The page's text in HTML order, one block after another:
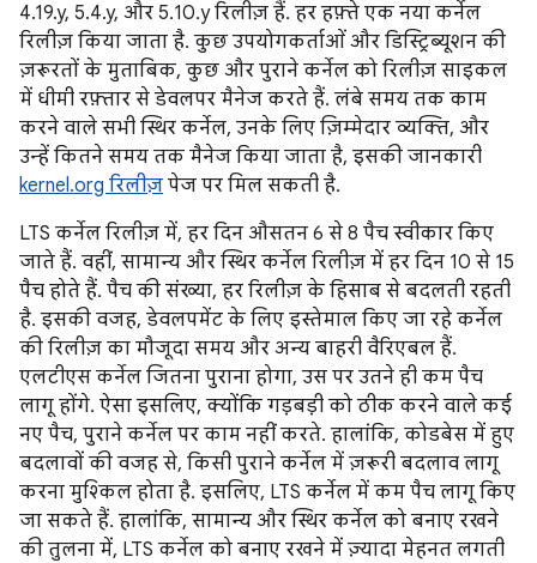
4.19.y, 5.4.y, और 5.10.y रिलीज़ हैं. हर हफ़्ते एक नया कर्नेल
रिलीज़ किया जाता है. कुछ उपयोगकर्ताओं और डिस्ट्रिब्यूशन की
ज़रूरतों के मुताबिक, कुछ और पुराने कर्नेल को रिलीज़ साइकल
में धीमी रफ़्तार से डेवलपर मैनेज करते हैं. लंबे समय तक काम
करने वाले सभी स्थिर कर्नेल, उनके लिए ज़िम्मेदार व्यक्ति, और
उन्हें कितने समय तक मैनेज किया जाता है, इसकी जानकारी
kernel.org रिलीज़ पेज पर मिल सकती है.
LTS कर्नेल रिलीज़ में, हर दिन औसतन 6 से 8 पैच स्वीकार किए
जाते हैं. वहीं, सामान्य और स्थिर कर्नेल रिलीज़ में हर दिन 10 से 15
पैच होते हैं. पैच की संख्या, हर रिलीज़ के हिसाब से बदलती रहती
है. इसकी वजह, डेवलपमेंट के लिए इस्तेमाल किए जा रहे कर्नेल
की रिलीज़ का मौजूदा समय और अन्य बाहरी वैरिएबल हैं.
एलटीएस कर्नेल जितना पुराना होगा, उस पर उतने ही कम पैच
लागू होंगे. ऐसा इसलिए, क्योंकि गड़बड़ी को ठीक करने वाले कई
नए पैच, पुराने कर्नेल पर काम नहीं करते. हालांकि, कोडबेस में हुए
बदलावों की वजह से, किसी पुराने कर्नेल में ज़रूरी बदलाव लागू
करना मुश्किल होता है. इसलिए, LTS कर्नेल में कम पैच लागू किए
जा सकते हैं. हालांकि, सामान्य और स्थिर कर्नेल को बनाए रखने
की तुलना में, LTS कर्नेल को बनाए रखने में ज़्यादा मेहनत लगती